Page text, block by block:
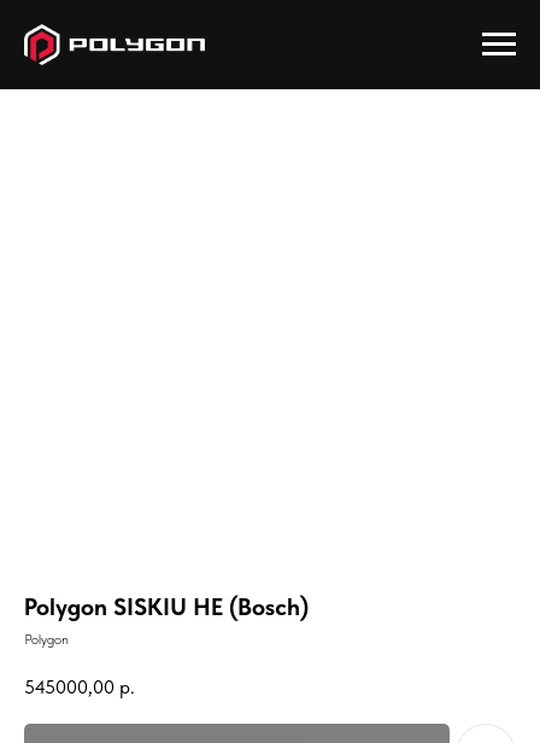
Polygon SISKIU HE (Bosch)
Polygon
545000,00 р.